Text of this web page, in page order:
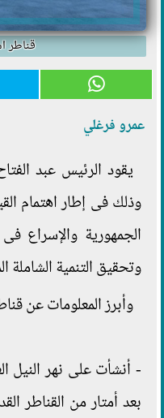
قناطر
عمرو فرغلي
يقود الرئيس عبد
وذلك فى إطار اهتمام
الجمهورية والإسراع
وتحقيق التنمية الشاملة
وأبرز المعلومات عن
- أنشأت على نهر
بعد أمتار من القناطر